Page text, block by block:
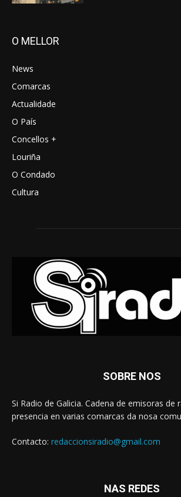
O MELLOR
News
Comarcas
Actualidade
O País
Concellos +
Louriña
O Condado
Cultura
SOBRE NOS
Si Radio de Galicia. Cadena de emisoras de
presencia en varias comarcas da nosa
Contacto: redaccionsiradio@gmail.com
NAS REDES